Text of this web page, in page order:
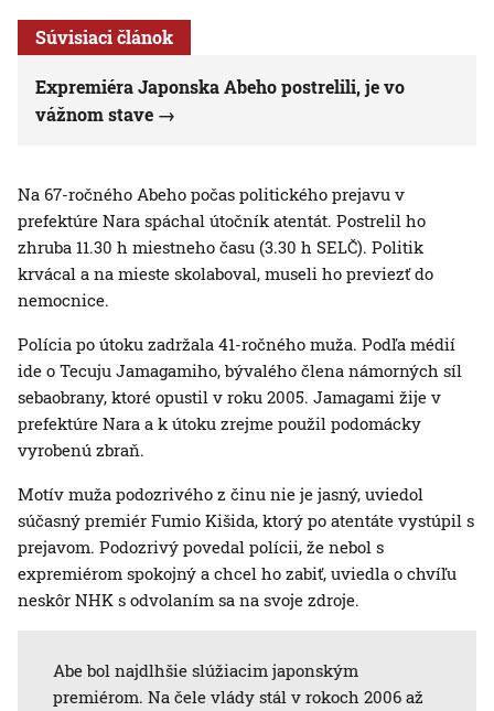
Súvisiaci článok
Expremiéra Japonska Abeho postrelili, je vo
vážnom stave
Na 67-ročného Abeho počas politického prejavu v
prefektúre Nara spáchal útočník atentát. Postrelil ho
zhruba 11.30 h miestneho času (3.30 h SELČ). Politik
krvácal a na mieste skolaboval, museli ho previezť do
nemocnice.
Polícia po útoku zadržala 41-ročného muža. Podľa médií
ide o Tecuju Jamagamiho, bývalého člena námorných síl
sebaobrany, ktoré opustil v roku 2005. Jamagami žije v
prefektúre Nara a k útoku zrejme použil podomácky
vyrobenú zbraň.
Motív muža podozrivého z činu nie je jasný, uviedol
súčasný premiér Fumio Kišida, ktorý po atentáte vystúpil s
prejavom. Podozrivý povedal polícii, že nebol s
expremiérom spokojný a chcel ho zabiť, uviedla o chvíľu
neskôr NHK s odvolaním sa na svoje zdroje.
Abe bol najdlhšie slúžiacim japonským
premiérom. Na čele vlády stál v rokoch 2006 až